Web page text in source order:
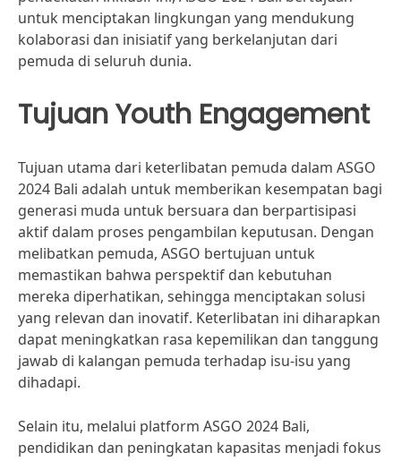
untuk menciptakan lingkungan yang mendukung
kolaborasi dan inisiatif yang berkelanjutan dari
pemuda di seluruh dunia.
Tujuan Youth Engagement
Tujuan utama dari keterlibatan pemuda dalam ASGO
2024 Bali adalah untuk memberikan kesempatan bagi
generasi muda untuk bersuara dan berpartisipasi
aktif dalam proses pengambilan keputusan. Dengan
melibatkan pemuda, ASGO bertujuan untuk
memastikan bahwa perspektif dan kebutuhan
mereka diperhatikan, sehingga menciptakan solusi
yang relevan dan inovatif. Keterlibatan ini diharapkan
dapat meningkatkan rasa kepemilikan dan tanggung
jawab di kalangan pemuda terhadap isu-isu yang
dihadapi.
Selain itu, melalui platform ASGO 2024 Bali,
pendidikan dan peningkatan kapasitas menjadi fokus